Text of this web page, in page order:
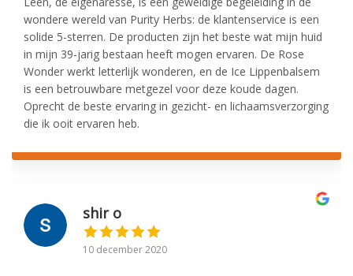
wondere wereld van Purity Herbs: de klantenservice is een
solide 5-sterren. De producten zijn het beste wat mijn huid
in mijn 39-jarig bestaan heeft mogen ervaren. De Rose
Wonder werkt letterlijk wonderen, en de Ice Lippenbalsem
is een betrouwbare metgezel voor deze koude dagen.
Oprecht de beste ervaring in gezicht- en lichaamsverzorging
die ik ooit ervaren heb.
shir o
10 december 2020